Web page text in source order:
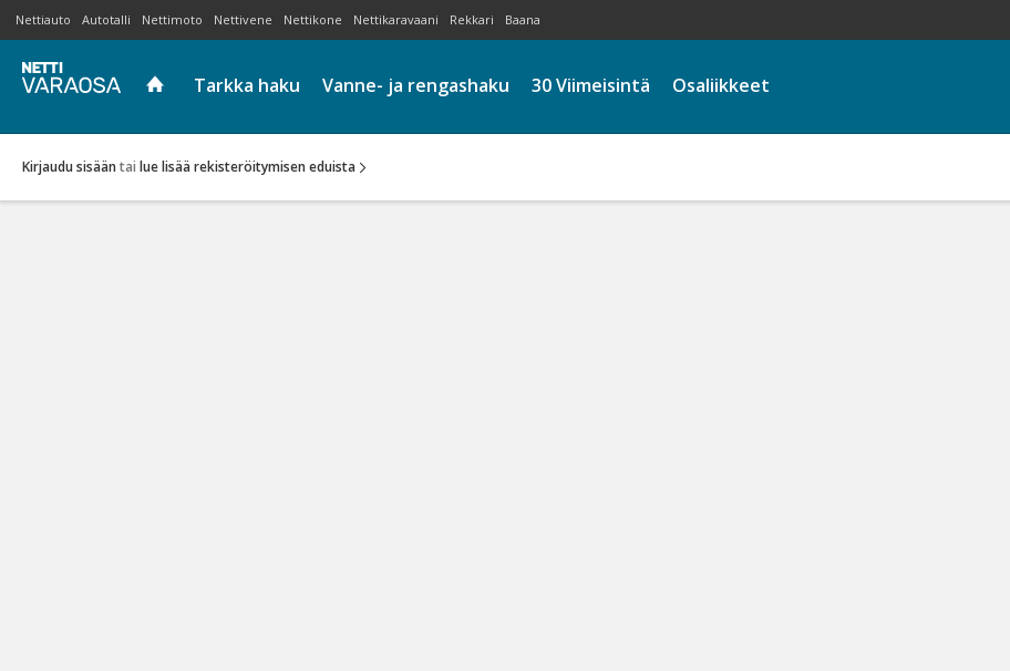
Nettiauto Autotalli Nettimoto Nettivene Nettikone Nettikaravaani Rekkari Baana
Tarkka haku Vanne- ja rengashaku 30 Viimeisintä Osaliikkeet
Kirjaudu sisään tai lue lisää rekisteröitymisen eduista